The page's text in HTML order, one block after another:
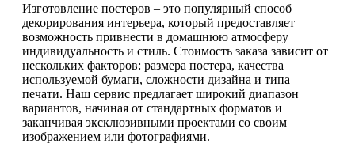
Изготовление постеров – это популярный способ
декорирования интерьера, который предоставляет
возможность привнести в домашнюю атмосферу
индивидуальность и стиль. Стоимость заказа зависит от
нескольких факторов: размера постера, качества
используемой бумаги, сложности дизайна и типа
печати. Наш сервис предлагает широкий диапазон
вариантов, начиная от стандартных форматов и
заканчивая эксклюзивными проектами со своим
изображением или фотографиями.